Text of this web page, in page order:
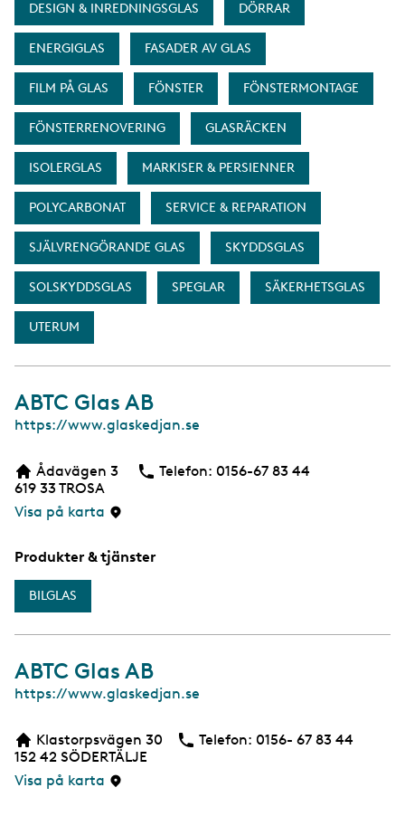
DESIGN & INREDNINGSGLAS DÖRRAR
ENERGIGLAS FASADER AV GLAS
FILM PÅ GLAS FÖNSTER FÖNSTERMONTAGE
FÖNSTERRENOVERING GLASRÄCKEN
ISOLERGLAS MARKISER & PERSIENNER
POLYCARBONAT SERVICE & REPARATION
SJÄLVRENGÖRANDE GLAS SKYDDSGLAS
SOLSKYDDSGLAS SPEGLAR SÄKERHETSGLAS
UTERUM
ABTC Glas AB
W
https://www.glaskedjan.se
Ådavägen 3
619 33TROSA
Visa på karta
Telefon: Telefon
0156-67 83 44
Produkter & tjänster
BILGLAS
ABTC Glas AB
W
https://www.glaskedjan.se
Klastorpsvägen 30
152 42 SÖDERTÄLJE
Visa på karta
Telefon: Telefon
0156- 67 83 44